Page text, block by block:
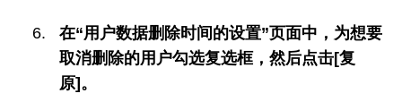
在“用户数据删除时间的设置”页面中，为想要
取消删除的用户勾选复选框，然后点击[复
原]。